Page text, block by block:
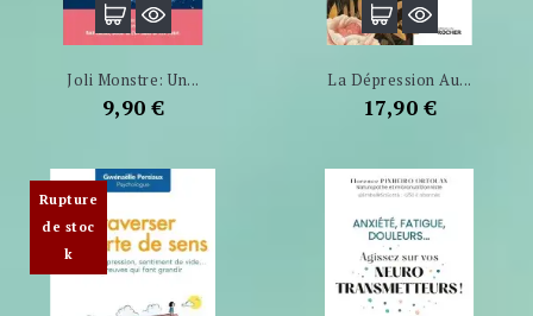
Joli Monstre: Un...
Prix
9,90 €
La Dépression Au...
Prix
17,90 €
Rupture
de stoc
k